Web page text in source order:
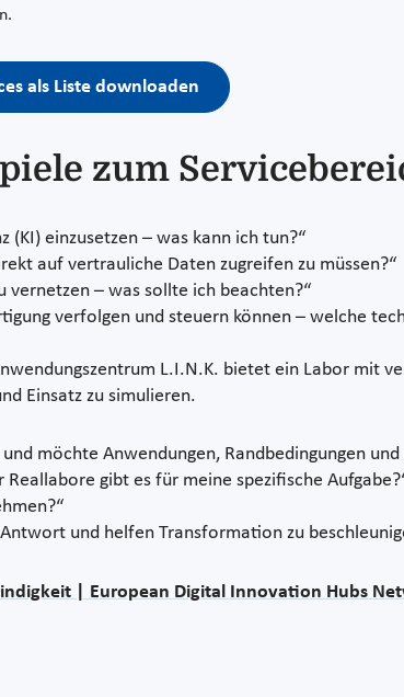
als Liste downloaden
zum
(KI) einzusetzen – was kann ich tun?“
auf vertrauliche Daten zugreifen zu müssen?“
vernetzen – was sollte ich beachten?“
verfolgen und steuern können – welche
L.I.N.K. bietet ein Labor mit
Einsatz zu simulieren.
möchte Anwendungen, Randbedingungen
Reallabore gibt es für meine spezifische
und helfen Transformation zu
| European Digital Innovation Hubs